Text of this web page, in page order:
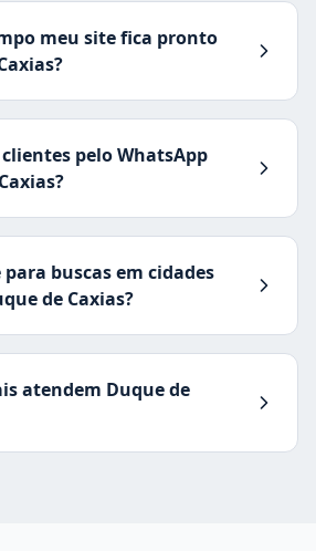
meu site fica pronto
clientes pelo WhatsApp
buscas em cidades
de Caxias?
atendem Duque de